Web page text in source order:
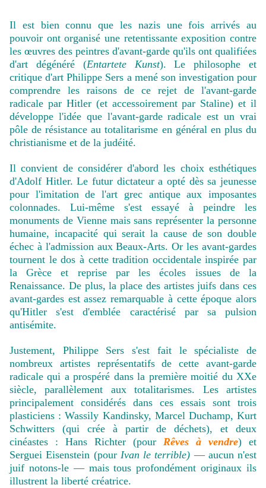
Il est bien connu que les nazis une fois arrivés au
pouvoir ont organisé une retentissante exposition contre
les œuvres des peintres d'avant-garde qu'ils ont qualifiées
d'art dégénéré (Entartete Kunst). Le philosophe et
critique d'art Philippe Sers a mené son investigation pour
comprendre les raisons de ce rejet de l'avant-garde
radicale par Hitler (et accessoirement par Staline) et il
développe l'idée que l'avant-garde radicale est un vrai
pôle de résistance au totalitarisme en général en plus du
christianisme et de la judéité.
Il convient de considérer d'abord les choix esthétiques
d'Adolf Hitler. Le futur dictateur a opté dès sa jeunesse
pour l'imitation de l'art grec antique aux imposantes
colonnades. Lui-même s'est essayé à peindre les
monuments de Vienne mais sans représenter la personne
humaine, incapacité qui serait la cause de son double
échec à l'admission aux Beaux-Arts. Or les avant-gardes
tournent le dos à cette tradition occidentale inspirée par
la Grèce et reprise par les écoles issues de la
Renaissance. De plus, la place des artistes juifs dans ces
avant-gardes est assez remarquable à cette époque alors
qu'Hitler s'est d'emblée caractérisé par sa pulsion
antisémite.
Justement, Philippe Sers s'est fait le spécialiste de
nombreux artistes représentatifs de cette avant-garde
radicale qui a prospéré dans la première moitié du XXe
siècle, parallèlement aux totalitarismes. Les artistes
principalement considérés dans ces essais sont trois
plasticiens : Wassily Kandinsky, Marcel Duchamp, Kurt
Schwitters (qui crée à partir de déchets), et deux
cinéastes : Hans Richter (pour Rêves à vendre) et
Serguei Eisenstein (pour Ivan le terrible) — aucun n'est
juif notons-le — mais tous profondément originaux ils
illustrent la liberté créatrice.